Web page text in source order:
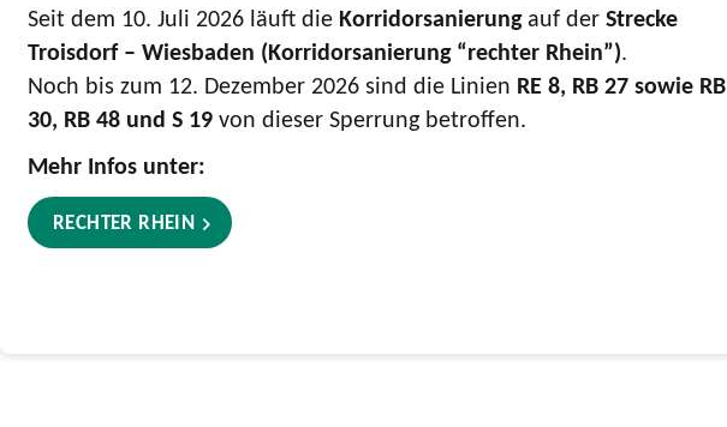
Seit dem 10. Juli 2026 läuft dieKorridorsanierungauf derStrecke
Troisdorf – Wiesbaden (Korridorsanierung “rechter Rhein”).
Noch bis zum 12. Dezember 2026 sind die Linien RE 8, RB 27 sowie RB
30, RB 48 und S 19von dieser Sperrung betroffen.
Mehr Infos unter:
RECHTER RHEIN